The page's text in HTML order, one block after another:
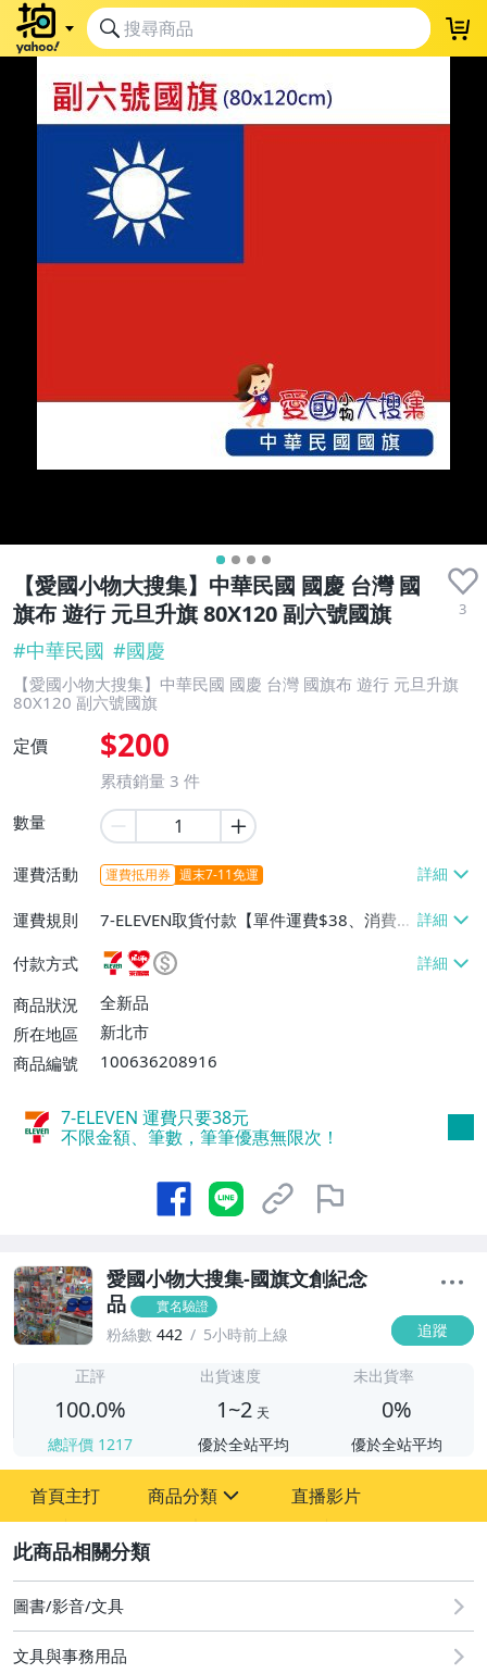
【愛國小物大搜集】中華民國 國慶 台灣 國
旗布 遊行 元旦升旗 80X120 副六號國旗
3
#中華民國 #國慶
【愛國小物大搜集】中華民國 國慶 台灣 國旗布 遊行 元旦升旗
80X120 副六號國旗
定價 $200
累積銷量 3 件
數量
運費活動 運費抵用券 週末7-11免運
運費規則
7-ELEVEN取貨付款【單件運費$38、消費滿
$1200免運費】、萊爾富取貨付款【單件運
費$60、消費滿$1200免運費】、宅配/貨運
【單件運費$80、消費滿$1200免運費】、
面交/自取/不寄送【免運費】
付款方式
商品狀況
全新品
所在地區
新北市
商品編號
100636208916
7-ELEVEN 運費只要38元
不限金額、筆數，筆筆優惠無限次！
愛國小物大搜集-國旗文創紀念
品
實名驗證
粉絲數 442 5小時前上線 追蹤
正評
100.0%
總評價 1217
出貨速度
1~2 天
優於全站平均
未出貨率
0%
優於全站平均
首頁主打 商品分類
嬰幼兒與孕婦
直播影片
圖書/影音/文具
文具與事務用品